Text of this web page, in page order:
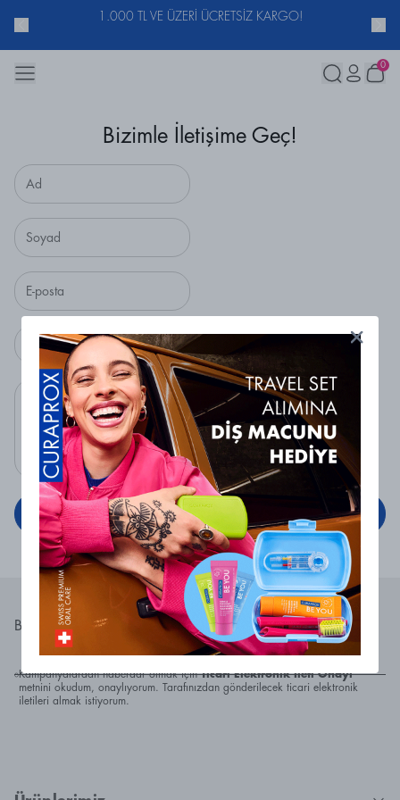
1.000 TL VE ÜZERİ ÜCRETSİZ KARGO!
0
Bizimle İletişime Geç!
Gönder
Bültene Katıl, Gelişmelerden Haberdar Ol!
Gönder
Kampanyalardan haberdar olmak için Ticari Elektronik İleti Onayı
metnini okudum, onaylıyorum. Tarafınızdan gönderilecek ticari elektronik
iletileri almak istiyorum.